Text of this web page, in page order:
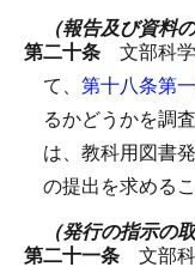
（報告及び資料
第二十条 文部科
て、 第十八条第
るかどうかを調
は、教科用図書
の提出を求める
（発行の指示の
第二十一条 文部